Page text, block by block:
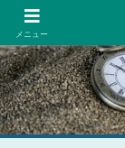
メニュー